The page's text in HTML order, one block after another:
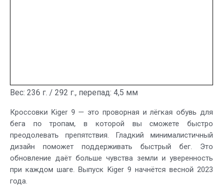
Вес: 236 г. / 292 г., перепад: 4,5 мм
Кроссовки Kiger 9 — это проворная и лёгкая обувь для
бега по тропам, в которой вы сможете быстро
преодолевать препятствия. Гладкий минималистичный
дизайн поможет поддерживать быстрый бег. Это
обновление даёт больше чувства земли и уверенность
при каждом шаге. Выпуск Kiger 9 начнётся весной 2023
года.